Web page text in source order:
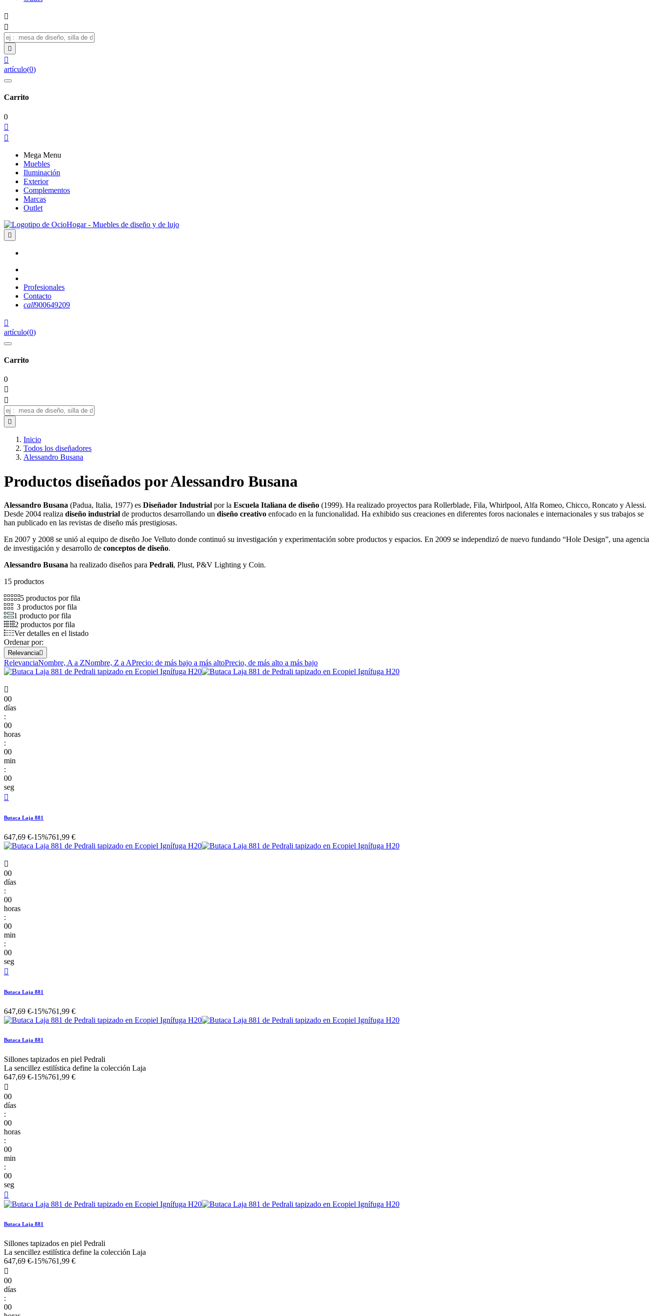




artículo(0)
Carrito
0


Mega Menu
Muebles
Iluminación
Exterior
Complementos
Marcas
Outlet

Profesionales
Contacto
call900649209

artículo(0)
Carrito
0



Inicio
Todos los diseñadores
Alessandro Busana
Productos diseñados por Alessandro Busana
Alessandro Busana (Padua, Italia, 1977) es Diseñador Industrial por la Escuela Italiana de diseño (1999). Ha realizado proyectos para Rollerblade, Fila, Whirlpool, Alfa Romeo, Chicco, Roncato y Alessi.
Desde 2004 realiza diseño industrial de productos desarrollando un diseño creativo enfocado en la funcionalidad. Ha exhibido sus creaciones en diferentes foros nacionales e internacionales y sus trabajos se
han publicado en las revistas de diseño más prestigiosas.
En 2007 y 2008 se unió al equipo de diseño Joe Velluto donde continuó su investigación y experimentación sobre productos y espacios. En 2009 se independizó de nuevo fundando “Hole Design”, una agencia
de investigación y desarrollo de conceptos de diseño.
Alessandro Busana ha realizado diseños para Pedrali, Plust, P&V Lighting y Coin.
15 productos
5 productos por fila
3 productos por fila
1 producto por fila
2 productos por fila
Ver detalles en el listado
Ordenar por:
Relevancia
RelevanciaNombre, A a ZNombre, Z a APrecio: de más bajo a más altoPrecio, de más alto a más bajo

00
días
:
00
horas
:
00
min
:
00
seg

Butaca Laja 881
647,69 €-15%761,99 €

00
días
:
00
horas
:
00
min
:
00
seg

Butaca Laja 881
647,69 €-15%761,99 €
Butaca Laja 881
Sillones tapizados en piel Pedrali
La sencillez estilística define la colección Laja
647,69 €-15%761,99 €

00
días
:
00
horas
:
00
min
:
00
seg

Butaca Laja 881
Sillones tapizados en piel Pedrali
La sencillez estilística define la colección Laja
647,69 €-15%761,99 €

00
días
:
00